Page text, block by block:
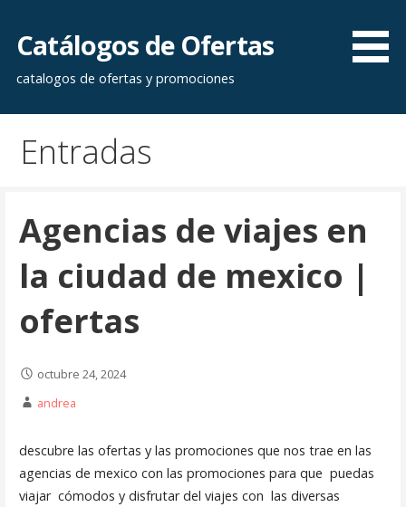
contenido
Catálogos de Ofertas
catalogos de ofertas y promociones
Entradas
Agencias de viajes en
la ciudad de mexico |
ofertas
octubre 24, 2024
andrea
descubre las ofertas y las promociones que nos trae en las
agencias de mexico con las promociones para que puedas
viajar cómodos y disfrutar del viajes con las diversas